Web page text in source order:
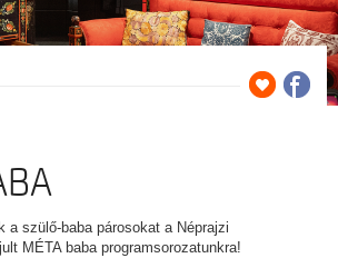
a szülő-baba párosokat a Néprajzi
MÉTA baba programsorozatunkra!